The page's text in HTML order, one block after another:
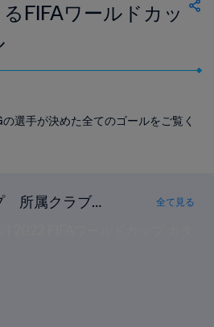
FIFAワールドカッ
選手が決めた全てのゴールをご覧く
所属クラブ別
全て見る